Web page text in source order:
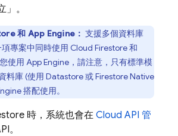
」 。
和 App Engine ： 支援多個資料庫
專案中同時使用 Cloud Firestore和
使用 App Engine ，請注意，只有標準模
料庫 (使用 Datastore 或 Firestore Native
搭配使用。
時，系統也會在 Cloud API 管
。